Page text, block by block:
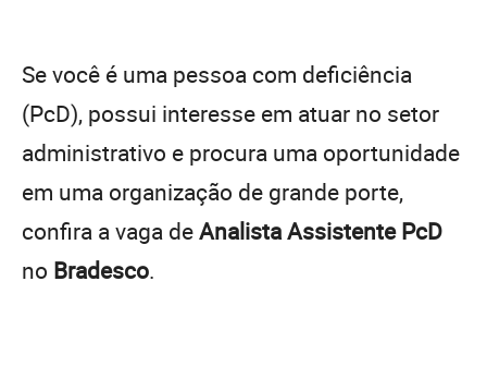
Se você é uma pessoa com deficiência
(PcD), possui interesse em atuar no setor
administrativo e procura uma oportunidade
em uma organização de grande porte,
confira a vaga deAnalista Assistente PcD
no Bradesco.